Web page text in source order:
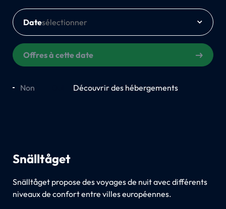
Date
Offres à cette date
Non Découvrir des hébergements
Snälltåget
Snälltåget propose des voyages de nuit avec différents
niveaux de confort entre villes européennes.